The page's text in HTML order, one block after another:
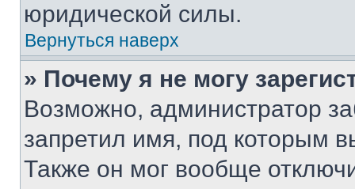
юридической силы.
Вернуться наверх
» Почему я не могу
Возможно, администратор
запретил имя, под которым
Также он мог вообще